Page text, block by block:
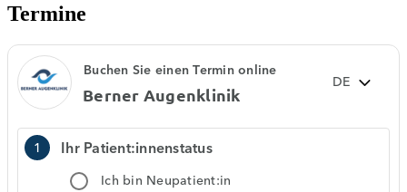
Termine